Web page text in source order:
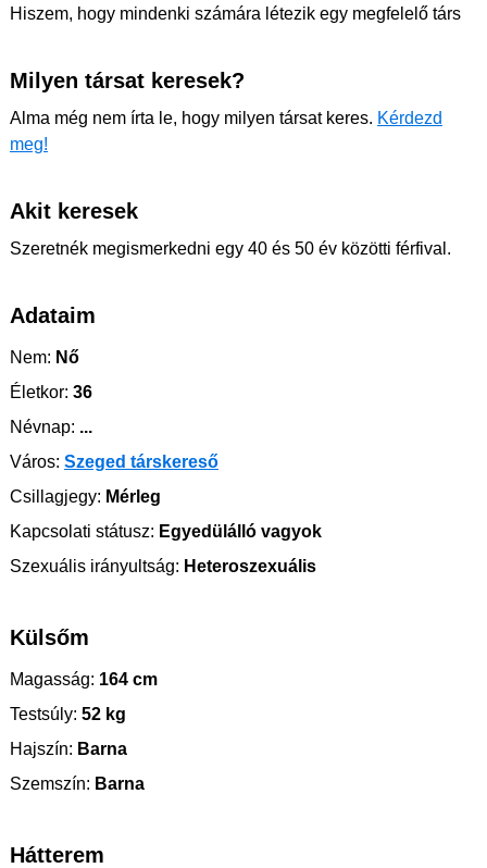
Hiszem, hogy mindenki számára létezik egy megfelelő társ
Milyen társat keresek?
Alma még nem írta le, hogy milyen társat keres. Kérdezd
meg!
Akit keresek
Szeretnék megismerkedni egy 40 és 50 év közötti férfival.
Adataim
Nem: Nő
Életkor: 36
Névnap: ...
Város: Szeged társkereső
Csillagjegy: Mérleg
Kapcsolati státusz: Egyedülálló vagyok
Szexuális irányultság: Heteroszexuális
Külsőm
Magasság: 164 cm
Testsúly: 52 kg
Hajszín: Barna
Szemszín: Barna
Hátterem